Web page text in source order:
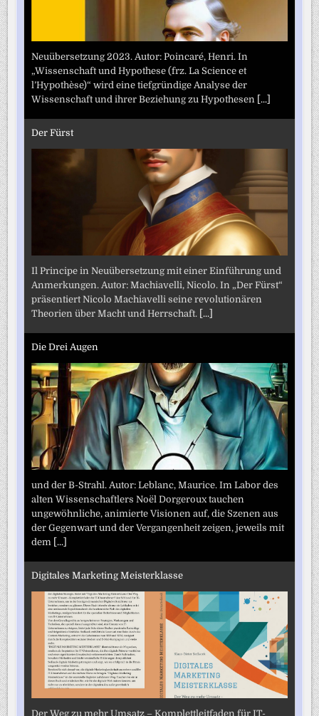
Neuübersetzung 2023. Autor: Poincaré, Henri. In
„Wissenschaft und Hypothese (frz. La Science et
l’Hypothèse)“ wird eine tiefgründige Analyse der
Wissenschaft und ihrer Beziehung zu Hypothesen [...]
Der Fürst
Il Principe in Neuübersetzung mit einer Einführung und
Anmerkungen. Autor: Machiavelli, Nicolo. In „Der Fürst“
präsentiert Nicolo Machiavelli seine revolutionären
Theorien über Macht und Herrschaft. [...]
Die Drei Augen
und der B-Strahl. Autor: Leblanc, Maurice. Im Labor des
alten Wissenschaftlers Noël Dorgeroux tauchen
ungewöhnliche, animierte Visionen auf, die Szenen aus
der Gegenwart und der Vergangenheit zeigen, jeweils mit
dem [...]
Digitales Marketing Meisterklasse
Der Weg zu mehr Umsatz – Komplettleitfaden für IT-